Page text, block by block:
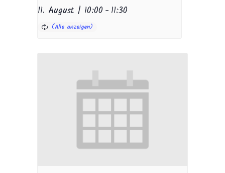
11. August | 10:00 -11:30